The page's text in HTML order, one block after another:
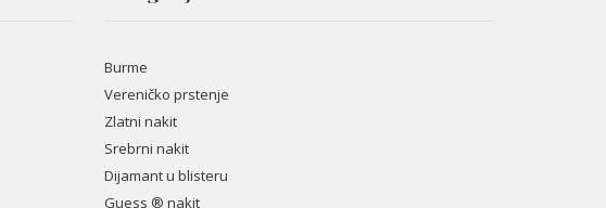
Burme
Vereničko prstenje
Zlatni nakit
Srebrni nakit
Dijamant u blisteru
Guess ® nakit